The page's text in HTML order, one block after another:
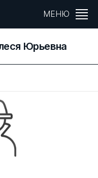
МЕНЮ
Юрьевна